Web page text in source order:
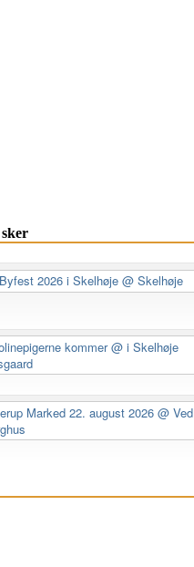
Byfest 2026 i Skelhøje@ Skelhøje
kommer@ i Skelhøje
Marked 22. august 2026 @ Ved